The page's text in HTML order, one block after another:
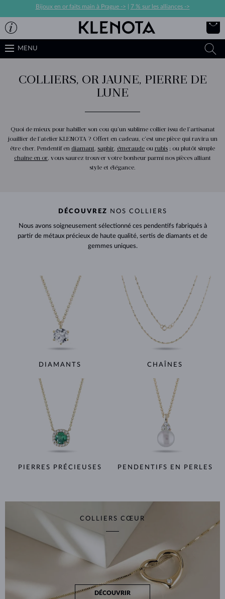
Bijoux en or faits main à Prague -> 7 % sur les alliances ->
MENU
COLLIERS, OR JAUNE, PIERRE DE
LUNE
Quoi de mieux pour habiller son cou qu’un sublime collier issu de l’artisanat
joaillier de l’atelier KLENOTA ? Offert en cadeau, c’est une pièce qui ravira un
être cher. Pendentif en diamant, saphir, émeraude ou rubis ; ou plutôt simple
chaîne en or, vous saurez trouver votre bonheur parmi nos pièces alliant
style et élégance.
DÉCOUVREZ NOS COLLIERS
Nous avons soigneusement sélectionné ces pendentifs fabriqués à
partir de métaux précieux de haute qualité, sertis de diamants et de
gemmes uniques.
DIAMANTS CHAÎNES
PIERRES PRÉCIEUSES PENDENTIFS EN PERLES
COLLIERS CŒUR
DÉCOUVRIR